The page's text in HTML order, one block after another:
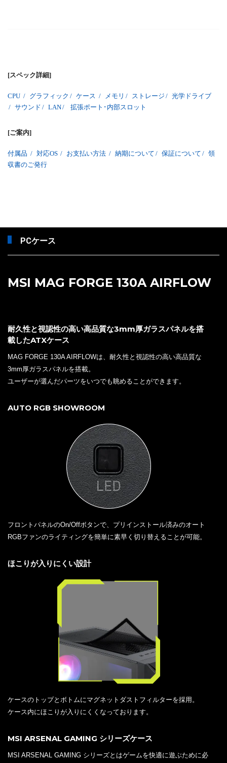
[スペック詳細]
CPU / グラフィック / ケース / メモリ / ストレージ / 光学ドライブ
/ サウンド / LAN/ 拡張ポート･内部スロット
[ご案内]
付属品 / 対応OS / お支払い方法 / 納期について / 保証について / 領
収書のご発行
PCケース
MSI MAG FORGE 130A AIRFLOW
耐久性と視認性の高い高品質な3mm厚ガラスパネルを搭
載したATXケース
MAG FORGE 130A AIRFLOWは、耐久性と視認性の高い高品質な
3mm厚ガラスパネルを搭載。
ユーザーが選んだパーツをいつでも眺めることができます。
AUTO RGB SHOWROOM
フロントパネルのOn/Offボタンで、プリインストール済みのオート
RGBファンのライティングを簡単に素早く切り替えることが可能。
ほこりが入りにくい設計
ケースのトップとボトムにマグネットダストフィルターを採用。
ケース内にほこりが入りにくくなっております。
MSI ARSENAL GAMING シリーズケース
MSI ARSENAL GAMING シリーズとはゲームを快適に遊ぶために必